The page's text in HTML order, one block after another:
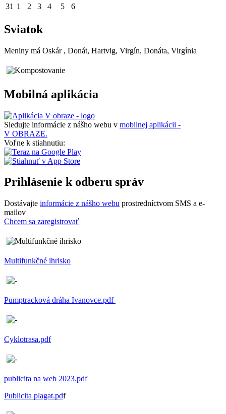
31 1 2 3 4 5 6
Sviatok
Meniny má Oskár , Donát, Hartvig, Virgín, Donáta, Virgínia
Mobilná aplikácia
Sledujte informácie z nášho webu v mobilnej aplikácii -
V OBRAZE.
Voľne k stiahnutiu:
Prihlásenie k odberu správ
Dostávajte informácie z nášho webu prostredníctvom SMS a e-
mailov
Chcem sa zaregistrovať
Multifunkčné ihrisko
Pumptracková dráha Ivanovce.pdf
Cyklotrasa.pdf
publicita na web 2023.pdf
Publicita plagat.pdf